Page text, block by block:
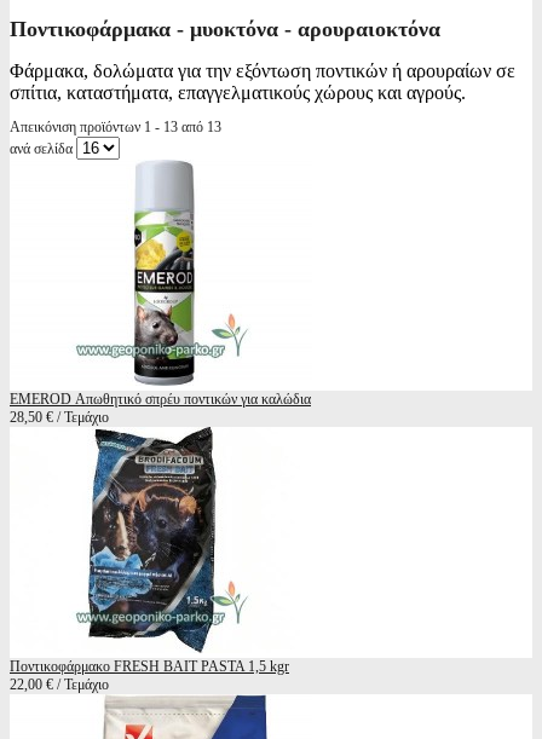
Ποντικοφάρμακα - μυοκτόνα - αρουραιοκτόνα
Φάρμακα, δολώματα για την εξόντωση ποντικών ή αρουραίων σε
σπίτια, καταστήματα, επαγγελματικούς χώρους και αγρούς.
Απεικόνιση προϊόντων 1 - 13 από 13
ανά σελίδα
EMEROD Απωθητικό σπρέυ ποντικών για καλώδια
28,50 € / Τεμάχιο
Ποντικοφάρμακο FRESH BAIT PASTA 1,5 kgr
22,00 € / Τεμάχιο